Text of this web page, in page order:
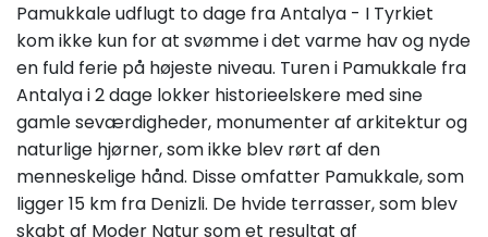
Pamukkale udflugt to dage fra Antalya - I Tyrkiet
kom ikke kun for at svømme i det varme hav og nyde
en fuld ferie på højeste niveau. Turen i Pamukkale fra
Antalya i 2 dage lokker historieelskere med sine
gamle seværdigheder, monumenter af arkitektur og
naturlige hjørner, som ikke blev rørt af den
menneskelige hånd. Disse omfatter Pamukkale, som
ligger 15 km fra Denizli. De hvide terrasser, som blev
skabt af Moder Natur som et resultat af